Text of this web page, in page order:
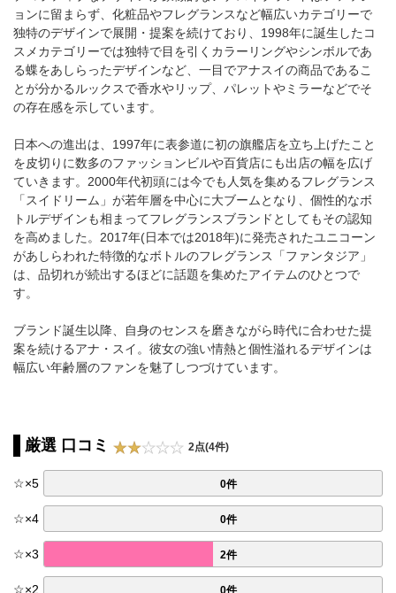
ョンに留まらず、化粧品やフレグランスなど幅広いカテゴリーで
独特のデザインで展開・提案を続けており、1998年に誕生したコ
スメカテゴリーでは独特で目を引くカラーリングやシンボルであ
る蝶をあしらったデザインなど、一目でアナスイの商品であるこ
とが分かるルックスで香水やリップ、パレットやミラーなどでそ
の存在感を示しています。
日本への進出は、1997年に表参道に初の旗艦店を立ち上げたこと
を皮切りに数多のファッションビルや百貨店にも出店の幅を広げ
ていきます。2000年代初頭には今でも人気を集めるフレグランス
「スイドリーム」が若年層を中心に大ブームとなり、個性的なボ
トルデザインも相まってフレグランスブランドとしてもその認知
を高めました。2017年(日本では2018年)に発売されたユニコーン
があしらわれた特徴的なボトルのフレグランス「ファンタジア」
は、品切れが続出するほどに話題を集めたアイテムのひとつで
す。
ブランド誕生以降、自身のセンスを磨きながら時代に合わせた提
案を続けるアナ・スイ。彼女の強い情熱と個性溢れるデザインは
幅広い年齢層のファンを魅了しつづけています。
厳選 口コミ 2点(4件)
☆×5 0件
☆×4 0件
☆×3 2件
☆×2 0件